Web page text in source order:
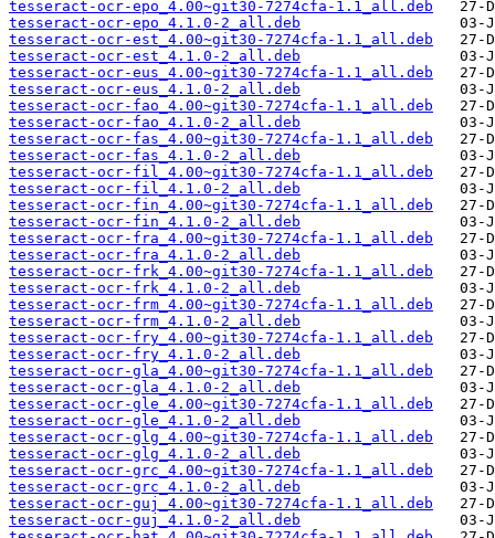
tesseract-ocr-epo_4.00~git30-7274cfa-1.1_all.deb
tesseract-ocr-epo_4.1.0-2_all.deb
tesseract-ocr-est_4.00~git30-7274cfa-1.1_all.deb
tesseract-ocr-est_4.1.0-2_all.deb
tesseract-ocr-eus_4.00~git30-7274cfa-1.1_all.deb
tesseract-ocr-eus_4.1.0-2_all.deb
tesseract-ocr-fao_4.00~git30-7274cfa-1.1_all.deb
tesseract-ocr-fao_4.1.0-2_all.deb
tesseract-ocr-fas_4.00~git30-7274cfa-1.1_all.deb
tesseract-ocr-fas_4.1.0-2_all.deb
tesseract-ocr-fil_4.00~git30-7274cfa-1.1_all.deb
tesseract-ocr-fil_4.1.0-2_all.deb
tesseract-ocr-fin_4.00~git30-7274cfa-1.1_all.deb
tesseract-ocr-fin_4.1.0-2_all.deb
tesseract-ocr-fra_4.00~git30-7274cfa-1.1_all.deb
tesseract-ocr-fra_4.1.0-2_all.deb
tesseract-ocr-frk_4.00~git30-7274cfa-1.1_all.deb
tesseract-ocr-frk_4.1.0-2_all.deb
tesseract-ocr-frm_4.00~git30-7274cfa-1.1_all.deb
tesseract-ocr-frm_4.1.0-2_all.deb
tesseract-ocr-fry_4.00~git30-7274cfa-1.1_all.deb
tesseract-ocr-fry_4.1.0-2_all.deb
tesseract-ocr-gla_4.00~git30-7274cfa-1.1_all.deb
tesseract-ocr-gla_4.1.0-2_all.deb
tesseract-ocr-gle_4.00~git30-7274cfa-1.1_all.deb
tesseract-ocr-gle_4.1.0-2_all.deb
tesseract-ocr-glg_4.00~git30-7274cfa-1.1_all.deb
tesseract-ocr-glg_4.1.0-2_all.deb
tesseract-ocr-grc_4.00~git30-7274cfa-1.1_all.deb
tesseract-ocr-grc_4.1.0-2_all.deb
tesseract-ocr-guj_4.00~git30-7274cfa-1.1_all.deb
tesseract-ocr-guj_4.1.0-2_all.deb